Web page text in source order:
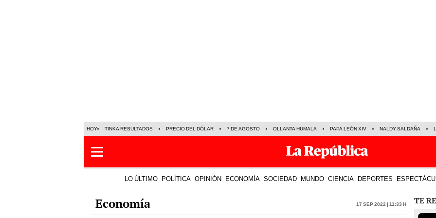
HOY TINKA RESULTADOS PRECIO DEL DÓLAR 7 DE AGOSTO OLLANTA HUMALA PAPA LEÓN XIV NALDY SALDAÑA
LO ÚLTIMO POLÍTICA OPINIÓN ECONOMÍA SOCIEDAD MUNDO CIENCIA DEPORTES
Economía 17 Sep 2022 | 11:33 h TE